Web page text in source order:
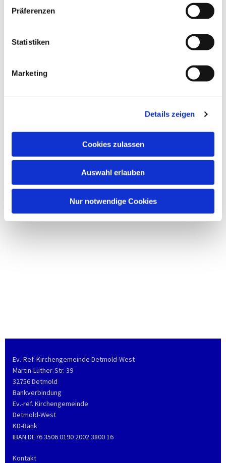
Präferenzen
Statistiken
Marketing
Details zeigen
Cookies zulassen
Auswahl erlauben
Nur notwendige Cookies
Dies könnte Sie auch
Ev.-Ref. Kirchengemeinde Detmold-West
Martin-Luther-Str. 39
32756 Detmold
Bankverbindung
Ev.-ref. Kirchengemeinde
Detmold-West
KD-Bank
IBAN DE76 3506 0190 2002 3800 16
Kontakt